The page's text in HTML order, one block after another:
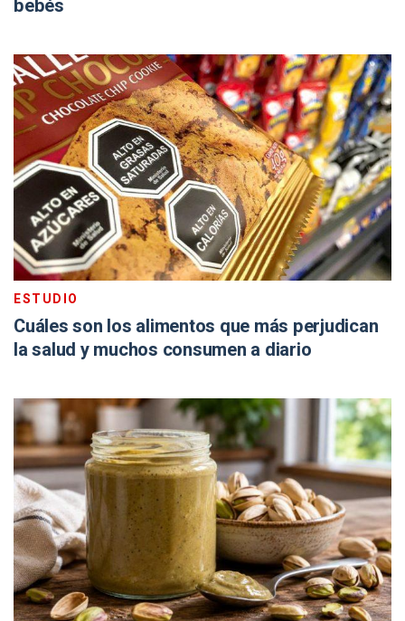
bebés
ESTUDIO
Cuáles son los alimentos que más perjudican
la salud y muchos consumen a diario